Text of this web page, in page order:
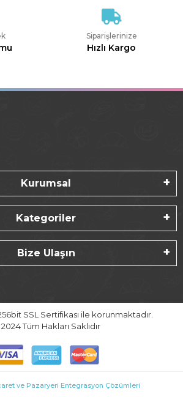
Siparişlerinize
Hızlı Kargo
Kurumsal
Kategoriler
Bize Ulaşın
SSL Sertifikası ile korunmaktadır.
Tüm Hakları Saklıdır
ve Pazaryeri Entegrasyon Çözümleri